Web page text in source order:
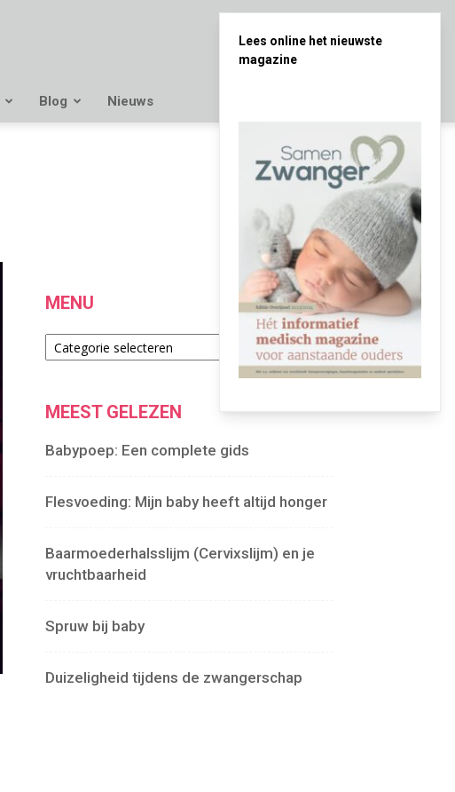
Blog Nieuws
MENU
Menu
MEEST GELEZEN
Babypoep: Een complete gids
Flesvoeding: Mijn baby heeft altijd honger
Baarmoederhalsslijm (Cervixslijm) en je
vruchtbaarheid
Spruw bij baby
Duizeligheid tijdens de zwangerschap
Lees online het nieuwste
magazine